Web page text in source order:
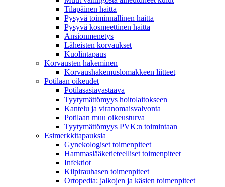
Tilapäinen haitta
Pysyvä toiminnallinen haitta
Pysyvä kosmeettinen haitta
Ansionmenetys
Läheisten korvaukset
Kuolintapaus
Korvausten hakeminen
Korvaushakemuslomakkeen liitteet
Potilaan oikeudet
Potilasasiavastaava
Tyytymättömyys hoitolaitokseen
Kantelu ja viranomaisvalvonta
Potilaan muu oikeusturva
Tyytymättömyys PVK:n toimintaan
Esimerkkitapauksia
Gynekologiset toimenpiteet
Hammaslääketieteelliset toimenpiteet
Infektiot
Kilpirauhasen toimenpiteet
Ortopedia: jalkojen ja käsien toimenpiteet